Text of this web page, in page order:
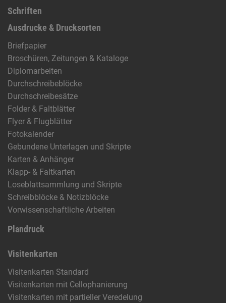
Schriften
Ausdrucke & Drucksorten
Briefpapier
Broschüren, Zeitungen & Kataloge
Diplomarbeiten
Durchschreibeblöcke
Durchschreibesätze
Folder & Faltblätter
Flyer & Flugblätter
Fotokalender
Gebundene Unterlagen und Skripte
Karten & Anhänger
Klapp- & Faltkarten
Loseblattsammlung und Skripte
Schreibblöcke & Notizblöcke
Vorwissenschaftliche Arbeiten
Plandruck
Visitenkarten
Visitenkarten Standard
Visitenkarten mit Cellophanierung
Visitenkarten mit partieller Veredelung